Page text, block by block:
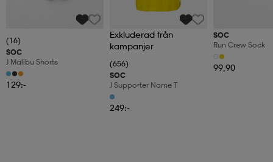
(16)
SOC
J Malibu Shorts
129:-
Exkluderad från
kampanjer
(656)
SOC
J Supporter Name T
249:-
SOC
Run Crew Sock
99,90